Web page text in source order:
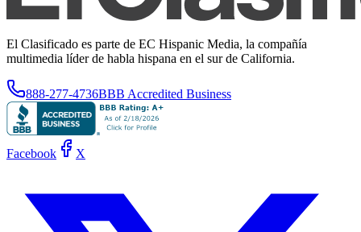
El Clasificado es parte de EC Hispanic Media, la compañía
multimedia líder de habla hispana en el sur de California.
888-277-4736BBB Accredited Business
Facebook X